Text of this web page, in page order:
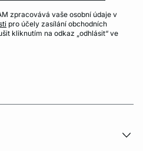
zpracovává vaše osobní údaje v
pro účely zasílání obchodních
kliknutím na odkaz „odhlásit“ ve